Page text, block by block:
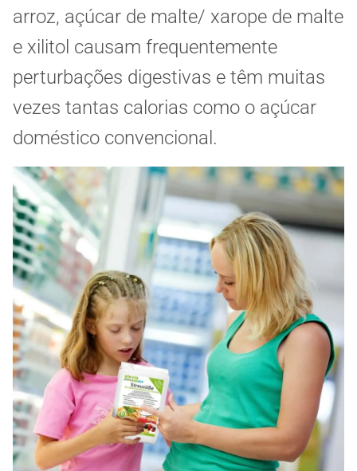
arroz, açúcar de malte/ xarope de malte
e xilitol causam frequentemente
perturbações digestivas e têm muitas
vezes tantas calorias como o açúcar
doméstico convencional.